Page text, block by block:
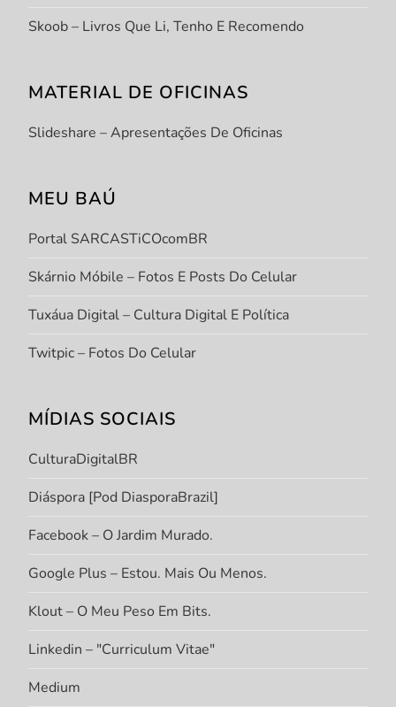
Skoob – Livros Que Li, Tenho E Recomendo
MATERIAL DE OFICINAS
Slideshare – Apresentações De Oficinas
MEU BAÚ
Portal SARCASTiCOcomBR
Skárnio Móbile – Fotos E Posts Do Celular
Tuxáua Digital – Cultura Digital E Política
Twitpic – Fotos Do Celular
MÍDIAS SOCIAIS
CulturaDigitalBR
Diáspora [Pod DiasporaBrazil]
Facebook – O Jardim Murado.
Google Plus – Estou. Mais Ou Menos.
Klout – O Meu Peso Em Bits.
Linkedin – "Curriculum Vitae"
Medium